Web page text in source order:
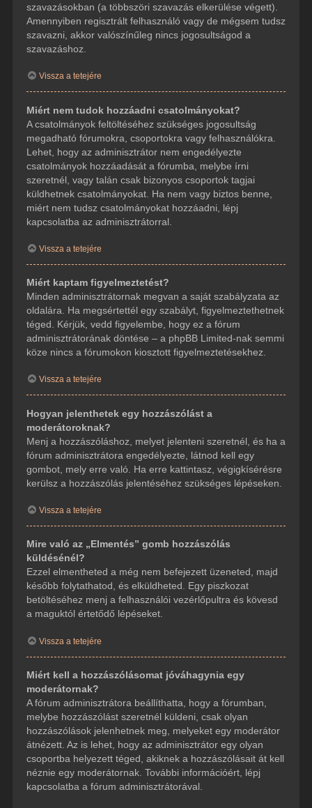
szavazásokban (a többszöri szavazás elkerülése végett).
Amennyiben regisztrált felhasználó vagy de mégsem tudsz
szavazni, akkor valószínűleg nincs jogosultságod a
szavazáshoz.
Vissza a tetejére
Miért nem tudok hozzáadni csatolmányokat?
A csatolmányok feltöltéséhez szükséges jogosultság
megadható fórumokra, csoportokra vagy felhasználókra.
Lehet, hogy az adminisztrátor nem engedélyezte
csatolmányok hozzáadását a fórumba, melybe írni
szeretnél, vagy talán csak bizonyos csoportok tagjai
küldhetnek csatolmányokat. Ha nem vagy biztos benne,
miért nem tudsz csatolmányokat hozzáadni, lépj
kapcsolatba az adminisztrátorral.
Vissza a tetejére
Miért kaptam figyelmeztetést?
Minden adminisztrátornak megvan a saját szabályzata az
oldalára. Ha megsértettél egy szabályt, figyelmeztethetnek
téged. Kérjük, vedd figyelembe, hogy ez a fórum
adminisztrátorának döntése – a phpBB Limited-nak semmi
köze nincs a fórumokon kiosztott figyelmeztetésekhez.
Vissza a tetejére
Hogyan jelenthetek egy hozzászólást a
moderátoroknak?
Menj a hozzászóláshoz, melyet jelenteni szeretnél, és ha a
fórum adminisztrátora engedélyezte, látnod kell egy
gombot, mely erre való. Ha erre kattintasz, végigkísérésre
kerülsz a hozzászólás jelentéséhez szükséges lépéseken.
Vissza a tetejére
Mire való az „Elmentés” gomb hozzászólás
küldésénél?
Ezzel elmentheted a még nem befejezett üzeneted, majd
később folytathatod, és elküldheted. Egy piszkozat
betöltéséhez menj a felhasználói vezérlőpultra és kövesd
a maguktól értetődő lépéseket.
Vissza a tetejére
Miért kell a hozzászólásomat jóváhagynia egy
moderátornak?
A fórum adminisztrátora beállíthatta, hogy a fórumban,
melybe hozzászólást szeretnél küldeni, csak olyan
hozzászólások jelenhetnek meg, melyeket egy moderátor
átnézett. Az is lehet, hogy az adminisztrátor egy olyan
csoportba helyezett téged, akiknek a hozzászólásait át kell
néznie egy moderátornak. További információért, lépj
kapcsolatba a fórum adminisztrátorával.